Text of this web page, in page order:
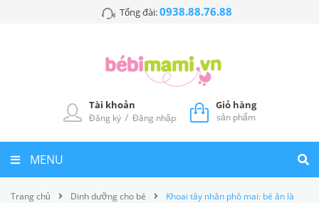
Tổng đài:0938.88.76.88
Tài khoản
Đăng ký / Đăng nhập
Giỏ hàng
sản phẩm
MENU
Trang chủ Dinh dưỡng cho bé
Khoai tây nhân phô mai: bé ăn là